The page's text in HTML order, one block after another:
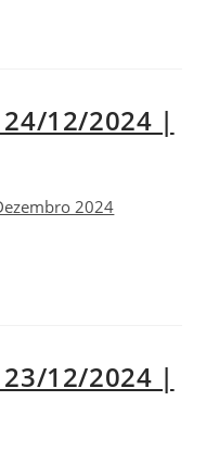
12/2024 |
2024
12/2024 |